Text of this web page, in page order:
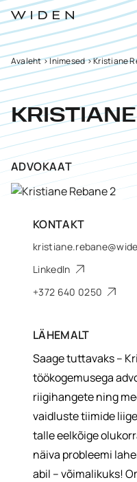
Avaleht>Inimesed>Kristiane
KRISTIANE
ADVOKAAT
KONTAKT
LinkedIn
+372 640 0250
LÄHEMALT
Saage tuttavaks –
töökogemusega
riigihangete ning
vaidluste tiimide
talle eelkõige
näiva probleemi
abil – võimalikuks!